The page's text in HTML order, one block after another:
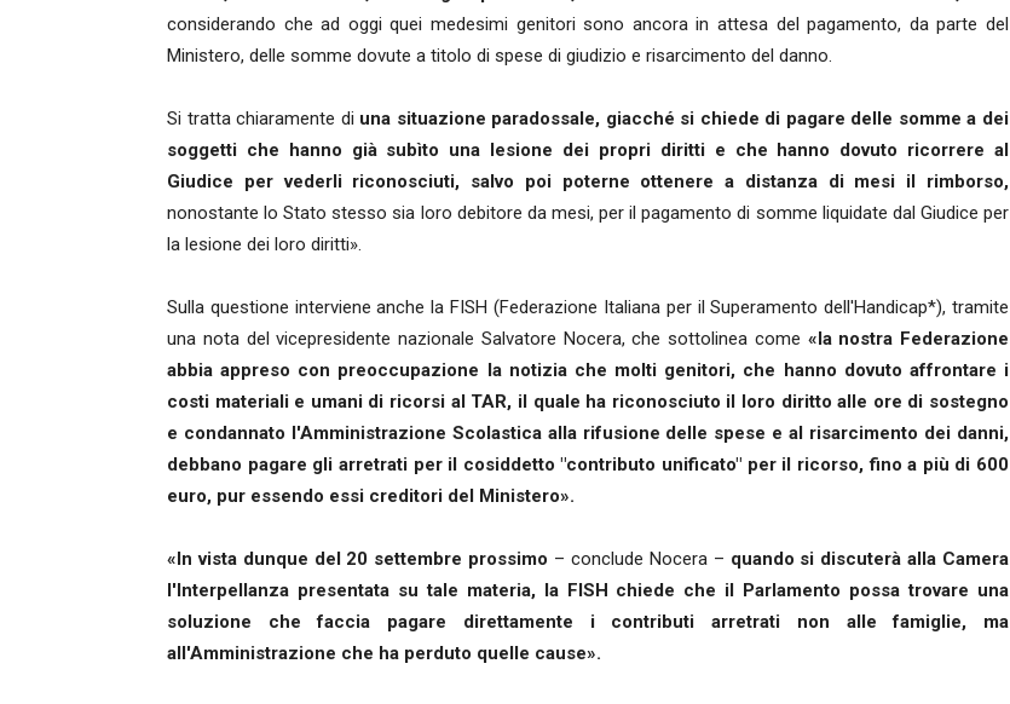
considerando che ad oggi quei medesimi genitori sono ancora in attesa del pagamento, da parte del
Ministero, delle somme dovute a titolo di spese di giudizio e risarcimento del danno.
Si tratta chiaramente di una situazione paradossale, giacché si chiede di pagare delle somme a dei
soggetti che hanno già subìto una lesione dei propri diritti e che hanno dovuto ricorrere al
Giudice per vederli riconosciuti, salvo poi poterne ottenere a distanza di mesi il rimborso,
nonostante lo Stato stesso sia loro debitore da mesi, per il pagamento di somme liquidate dal Giudice per
la lesione dei loro diritti».
Sulla questione interviene anche la FISH (Federazione Italiana per il Superamento dell'Handicap*), tramite
una nota del vicepresidente nazionale Salvatore Nocera, che sottolinea come «la nostra Federazione
abbia appreso con preoccupazione la notizia che molti genitori, che hanno dovuto affrontare i
costi materiali e umani di ricorsi al TAR, il quale ha riconosciuto il loro diritto alle ore di sostegno
e condannato l'Amministrazione Scolastica alla rifusione delle spese e al risarcimento dei danni,
debbano pagare gli arretrati per il cosiddetto "contributo unificato" per il ricorso, fino a più di 600
euro, pur essendo essi creditori del Ministero».
«In vista dunque del 20 settembre prossimo – conclude Nocera – quando si discuterà alla Camera
l'Interpellanza presentata su tale materia, la FISH chiede che il Parlamento possa trovare una
soluzione che faccia pagare direttamente i contributi arretrati non alle famiglie, ma
all'Amministrazione che ha perduto quelle cause».